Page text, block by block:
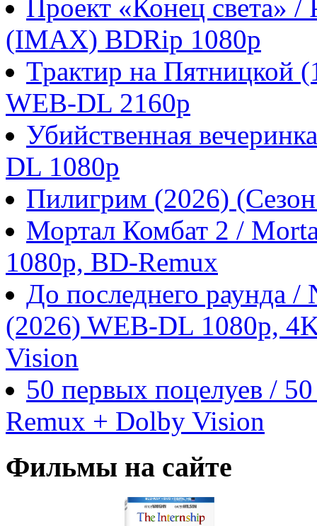
Проект «Конец света»
(IMAX) BDRip 1080p
Трактир на Пятницкой
WEB-DL 2160p
Убийственная
DL 1080p
Пилигрим (2026)
Мортал Комбат 2 /
1080p, BD-Remux
До последнего раунда
(2026) WEB-DL 1080p,
Vision
50 первых поцелуев /
Remux + Dolby Vision
Фильмы на сайте